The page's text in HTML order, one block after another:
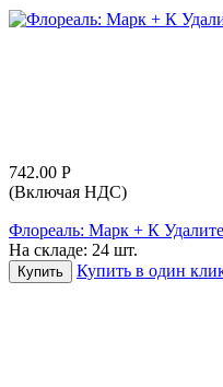
742.00 Р
(Включая НДС)
Флореаль: Марк + К
На складе: 24 шт.
Купить Купить в один